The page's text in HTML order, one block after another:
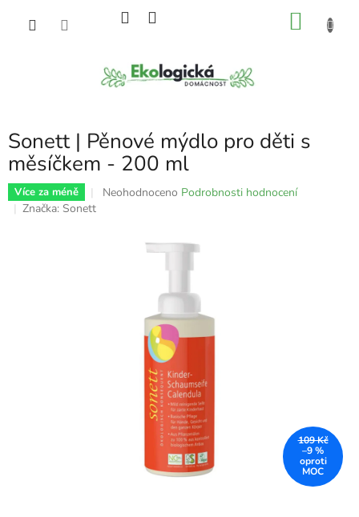
Sonett | Pěnové mýdlo pro děti s
měsíčkem - 200 ml
Více za méně
Průměrné
Neohodnoceno Podrobnosti hodnocení
Značka: Sonett
109 Kč
–9 %